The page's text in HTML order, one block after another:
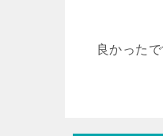
良かったで